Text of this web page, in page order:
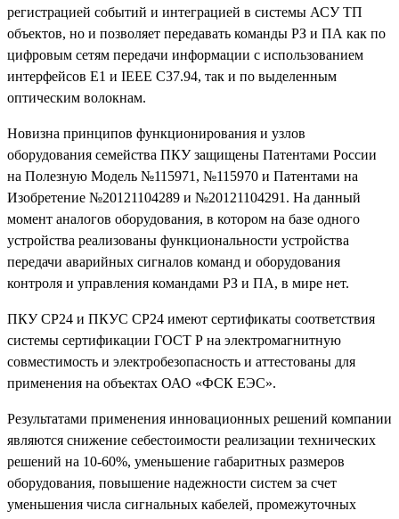
регистрацией событий и интеграцией в системы АСУ ТП
объектов, но и позволяет передавать команды РЗ и ПА как по
цифровым сетям передачи информации с использованием
интерфейсов E1 и IEEE C37.94, так и по выделенным
оптическим волокнам.
Новизна принципов функционирования и узлов
оборудования семейства ПКУ защищены Патентами России
на Полезную Модель №115971, №115970 и Патентами на
Изобретение №20121104289 и №20121104291. На данный
момент аналогов оборудования, в котором на базе одного
устройства реализованы функциональности устройства
передачи аварийных сигналов команд и оборудования
контроля и управления командами РЗ и ПА, в мире нет.
ПКУ СР24 и ПКУС СР24 имеют сертификаты соответствия
системы сертификации ГОСТ Р на электромагнитную
совместимость и электробезопасность и аттестованы для
применения на объектах ОАО «ФСК ЕЭС».
Результатами применения инновационных решений компании
являются снижение себестоимости реализации технических
решений на 10-60%, уменьшение габаритных размеров
оборудования, повышение надежности систем за счет
уменьшения числа сигнальных кабелей, промежуточных